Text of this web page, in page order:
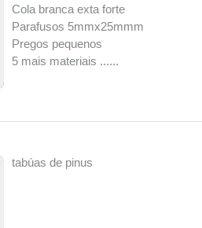
Cola branca exta forte
Parafusos 5mmx25mmm
Pregos pequenos
5 mais materiais ......
tabúas de pinus